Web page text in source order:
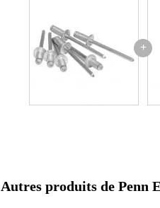
+
Autres produits de Penn